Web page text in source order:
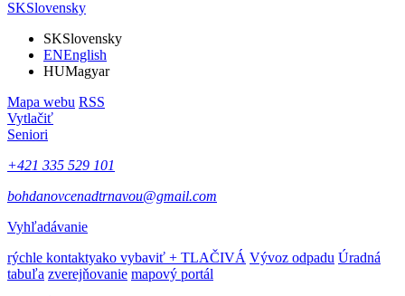
SKSlovensky
SKSlovensky
ENEnglish
HUMagyar
Mapa webu RSS
Vytlačiť
Seniori
+421 335 529 101
bohdanovcenadtrnavou@gmail.com
Vyhľadávanie
rýchle kontaktyako vybaviť + TLAČIVÁ Vývoz odpadu Úradná
tabuľa zverejňovanie mapový portál